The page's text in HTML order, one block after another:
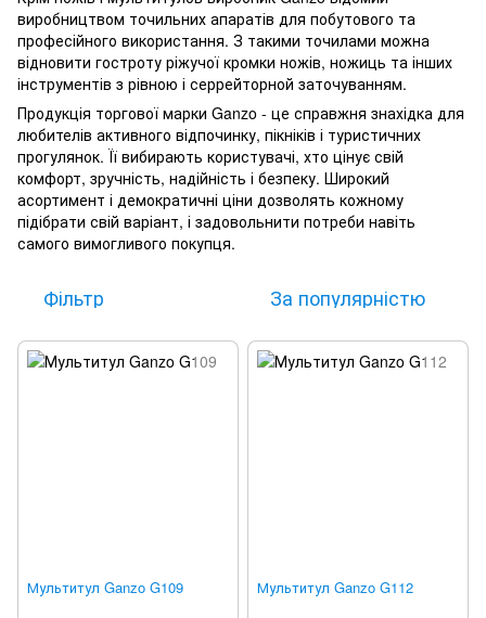
виробництвом точильних апаратів для побутового та
професійного використання. З такими точилами можна
відновити гостроту ріжучої кромки ножів, ножиць та інших
інструментів з рівною і серрейторной заточуванням.
Продукція торгової марки Ganzo - це справжня знахідка для
любителів активного відпочинку, пікніків і туристичних
прогулянок. Її вибирають користувачі, хто цінує свій
комфорт, зручність, надійність і безпеку. Широкий
асортимент і демократичні ціни дозволять кожному
підібрати свій варіант, і задовольнити потреби навіть
самого вимогливого покупця.
Фільтр За популярністю
Мультитул Ganzo G109 Мультитул Ganzo G112